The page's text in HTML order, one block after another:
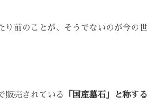
り前のことが、そうでないのが今の世
販売されている
「国産墓石」と称する